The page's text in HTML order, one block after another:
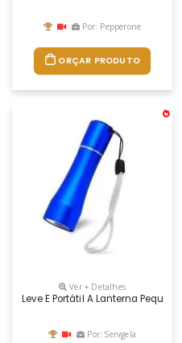
Por: Pepperone
ORÇAR PRODUTO
Ver + Detalhes
Leve E Portátil A Lanterna
Por: Servgela